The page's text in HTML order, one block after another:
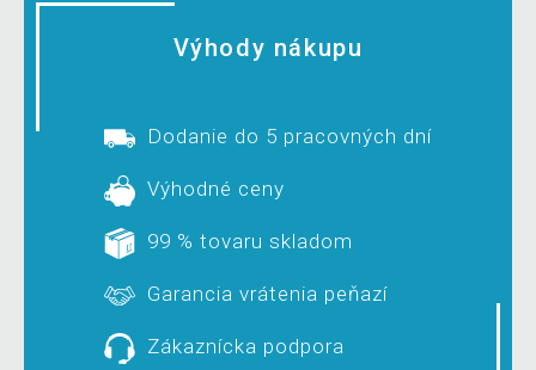
Výhody nákupu
Dodanie do 5 pracovných dní
Výhodné ceny
99 % tovaru skladom
Garancia vrátenia peňazí
Zákaznícka podpora